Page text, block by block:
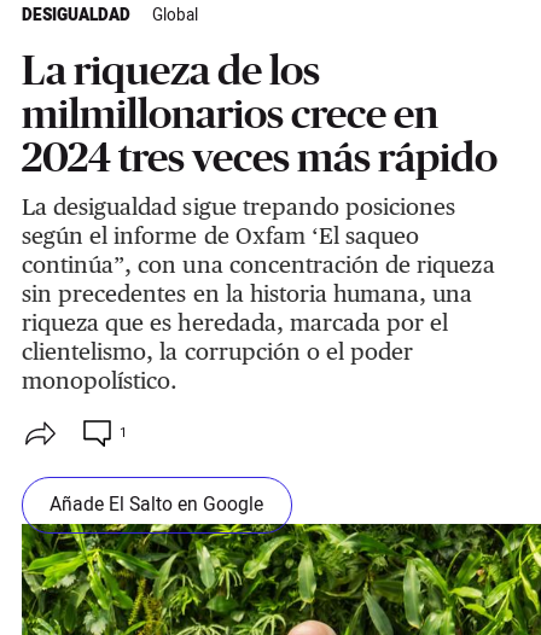
DESIGUALDAD Global
La riqueza de los
milmillonarios crece en
2024 tres veces más rápido
La desigualdad sigue trepando posiciones
según el informe de Oxfam ‘El saqueo
continúa”, con una concentración de riqueza
sin precedentes en la historia humana, una
riqueza que es heredada, marcada por el
clientelismo, la corrupción o el poder
monopolístico.
1
Añade El Salto en Google